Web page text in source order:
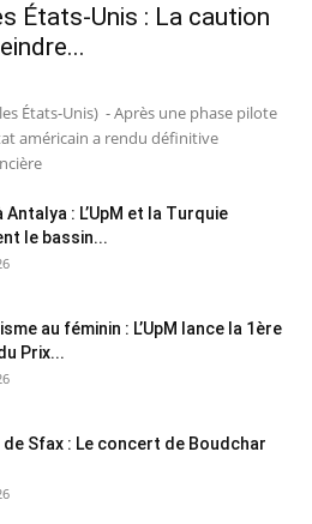
États-Unis : La caution
États-Unis) - Après une phase pilote
américain a rendu définitive
Antalya : L’UpM et la Turquie
le bassin...
au féminin : L’UpM lance la 1ère
Prix...
de Sfax : Le concert de Boudchar